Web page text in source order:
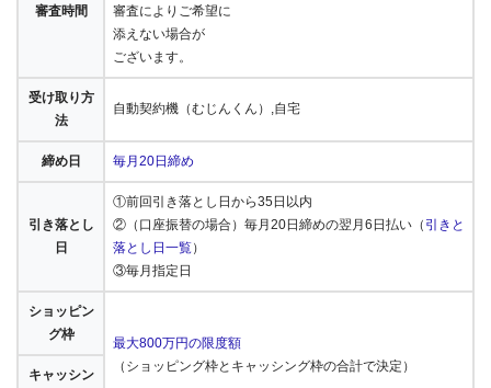
審査時間
審査によりご希望に
添えない場合が
ございます。
受け取り方
法
自動契約機（むじんくん）,自宅
締め日 毎月20日締め
引き落とし
日
①前回引き落とし日から35日以内
②（口座振替の場合）毎月20日締めの翌月6日払い（ 引きと
落とし日一覧）
③毎月指定日
ショッピン
グ枠
最大800万円の限度額
（ショッピング枠とキャッシング枠の合計で決定）
キャッシン